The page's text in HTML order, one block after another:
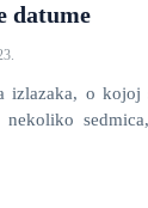
datume
izlazaka, o kojoj